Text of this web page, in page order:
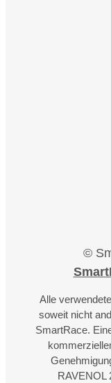
©
Alle
soweit nicht
SmartRace.
RAVENOL